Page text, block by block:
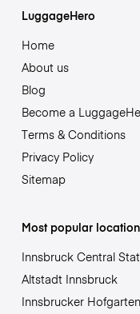
LuggageHero
Home
About us
Blog
Become a
Terms & Conditions
Privacy Policy
Sitemap
Most popular
Innsbruck Central
Altstadt Innsbruck
Innsbrucker Hofgarten